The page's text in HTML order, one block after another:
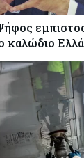
εκτός
στη Σελήνη
σφραγίδα
με ποσοστό
καλώδιο